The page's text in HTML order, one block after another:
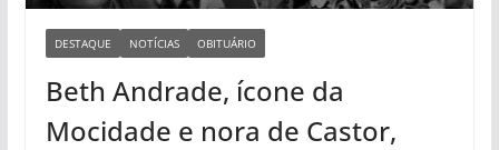
DESTAQUE NOTÍCIAS OBITUÁRIO
Beth Andrade, ícone da
Mocidade e nora de Castor,